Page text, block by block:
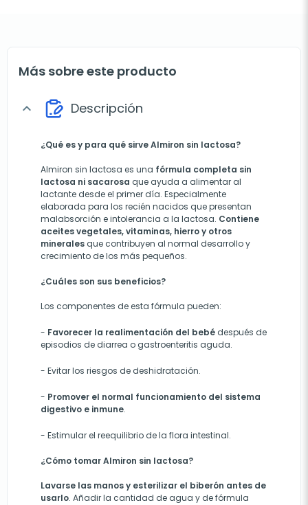
Más sobre este producto
expand_more Descripción
¿Qué es y para qué sirve Almiron sin lactosa?
Almiron sin lactosa es una fórmula completa sin
lactosa ni sacarosa que ayuda a alimentar al
lactante desde el primer día. Especialmente
elaborada para los recién nacidos que presentan
malabsorción e intolerancia a la lactosa. Contiene
aceites vegetales, vitaminas, hierro y otros
minerales que contribuyen al normal desarrollo y
crecimiento de los más pequeños.
¿Cuáles son sus beneficios?
Los componentes de esta fórmula pueden:
- Favorecer la realimentación del bebé después de
episodios de diarrea o gastroenteritis aguda.
- Evitar los riesgos de deshidratación.
- Promover el normal funcionamiento del sistema
digestivo e inmune.
- Estimular el reequilibrio de la flora intestinal.
¿Cómo tomar Almiron sin lactosa?
Lavarse las manos y esterilizar el biberón antes de
usarlo. Añadir la cantidad de agua y de fórmula